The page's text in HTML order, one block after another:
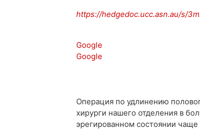
https://hedgedoc.ucc.asn.au/s/
Google
Google
Операция по удлинению
хирурги нашего отделения в
эрегированном состоянии